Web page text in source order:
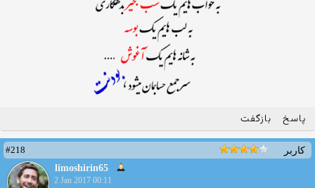
پاسخ بازگفت
کاربر
#218
limoshirin65
2 Jan 2017 00:11